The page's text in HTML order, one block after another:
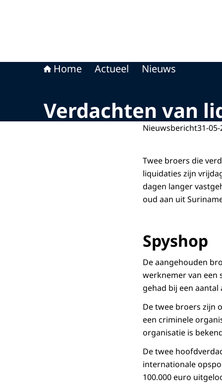
Home Actueel Nieuws
Verdachten van
Nieuwsbericht31-
Twee broers die
liquidaties zijn
dagen langer
oud aan uit
Spyshop
De aangehouden
werknemer van een
gehad bij een
De twee broers zijn
een criminele
organisatie is
De twee
internationale
100.000 euro